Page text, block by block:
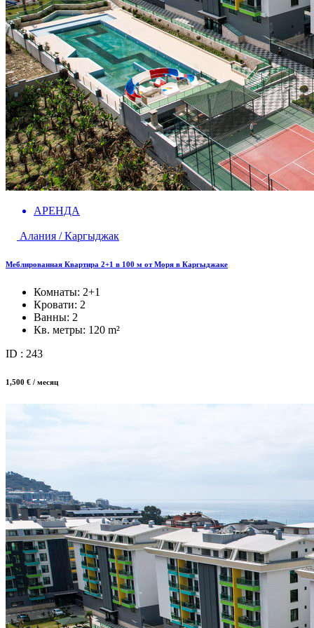
АРЕНДА
Алания / Каргыджак
Меблированная Квартира 2+1 в 100 м от Моря в Каргыджаке
Комнаты: 2+1
Кровати: 2
Ванны: 2
Кв. метры: 120 m²
ID : 243
1,500 € / месяц